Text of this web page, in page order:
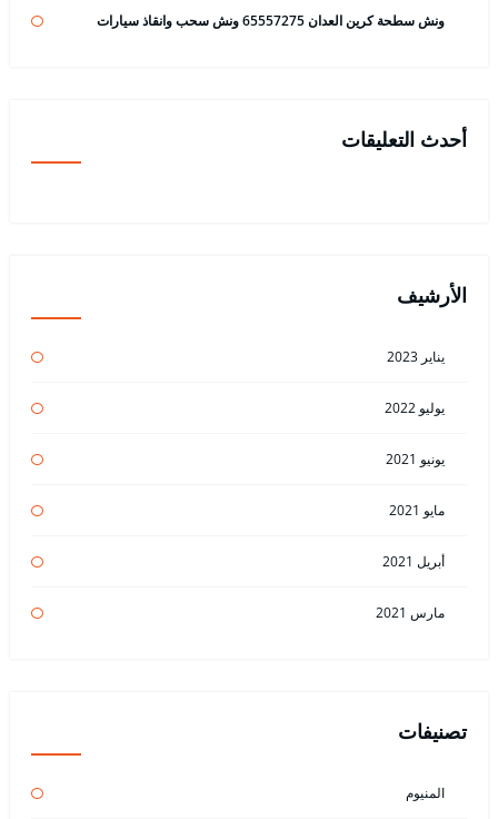
ونش سطحة كرين العدان 65557275 ونش سحب وانقاذ سيارات
أحدث التعليقات
الأرشيف
يناير 2023
يوليو 2022
يونيو 2021
مايو 2021
أبريل 2021
مارس 2021
تصنيفات
المنيوم